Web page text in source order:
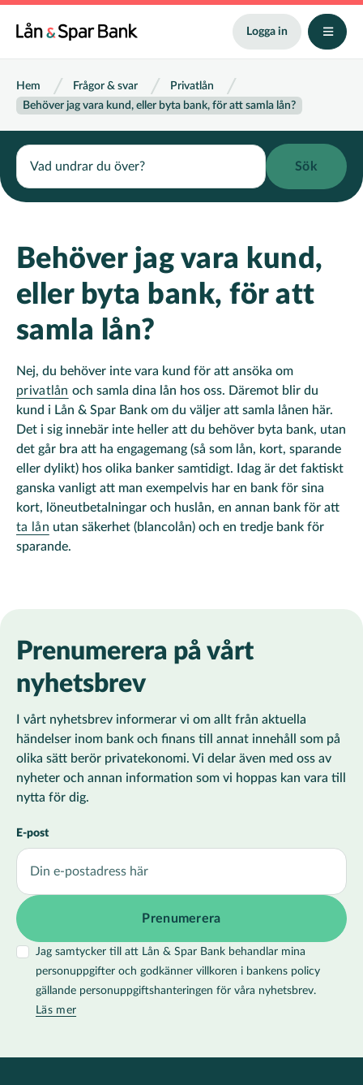
Hoppa
Logga in
Länkstig
Hem Frågor & svar
Privatlån
Behöver jag vara kund, eller byta bank, för att samla lån?
Search
Behöver jag vara kund,
eller byta bank, för att
samla lån?
Nej, du behöver inte vara kund för att ansöka om
privatlån och samla dina lån hos oss. Däremot blir du
kund i Lån & Spar Bank om du väljer att samla lånen här.
Det i sig innebär inte heller att du behöver byta bank, utan
det går bra att ha engagemang (så som lån, kort, sparande
eller dylikt) hos olika banker samtidigt. Idag är det faktiskt
ganska vanligt att man exempelvis har en bank för sina
kort, löneutbetalningar och huslån, en annan bank för att
ta lån utan säkerhet (blancolån) och en tredje bank för
sparande.
Prenumerera på vårt
nyhetsbrev
I vårt nyhetsbrev informerar vi om allt från aktuella
händelser inom bank och finans till annat innehåll som på
olika sätt berör privatekonomi. Vi delar även med oss av
nyheter och annan information som vi hoppas kan vara till
nytta för dig.
E-post
Jag samtycker till att Lån & Spar Bank behandlar mina
personuppgifter och godkänner villkoren i bankens policy
gällande personuppgiftshanteringen för våra nyhetsbrev.
Läs mer